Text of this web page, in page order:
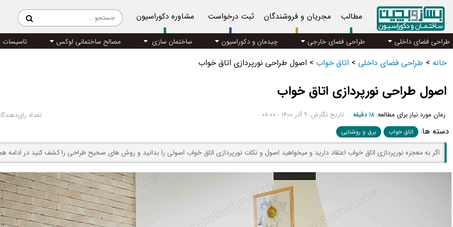
مطالب مجریان و فروشندگان ثبت درخواست مشاوره دکوراسیون
طراحی فضای داخلی طراحی فضای خارجی چیدمان و دکوراسیون ساختمان سازی مصالح ساختمانی لوکس تاسیسات
خانه > طراحی فضای داخلی > اتاق خواب > اصول طراحی نورپردازی اتاق خواب
اصول طراحی نورپردازی اتاق خواب
زمان مورد نیاز برای مطالعه: ۱۸ دقیقه تاریخ نگارش: ۹ آذر ۱۴۰۰ - ۰۸:۰۰ تعداد
دسته ها: اتاق خواب برق و روشنایی
اگر به معجزه نورپردازی اتاق خواب اعتقاد دارید و میخواهید اصول و نکات نورپردازی اتاق خواب اصولی را بدانید و روش های صحیح طراحی را کشف کنید در ادامه